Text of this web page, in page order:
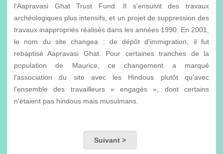
l'Aapravasi Ghat Trust Fund. Il s'ensuivit des travaux
archéologiques plus intensifs, et un projet de suppression des
travaux inappropriés réalisés dans les années 1990. En 2001,
le nom du site changea : de dépôt d'immigration, il fut
rebaptisé Aapravasi Ghat. Pour certaines tranches de la
population de Maurice, ce changement a marqué
l'association du site avec les Hindous plutôt qu'avec
l'ensemble des travailleurs « engagés », dont certains
n'étaient pas hindous mais musulmans.
Suivant >